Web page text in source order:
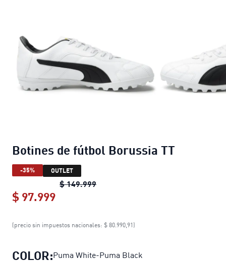
Botines de fútbol Borussia TT
-35% OUTLET
$ 149.999Botines de fútbol Borussia TT
$ 97.999
Botines de fútbol Borussia TT
(precio sin impuestos nacionales: $ 80.990,91)
COLOR:Puma White-Puma Black